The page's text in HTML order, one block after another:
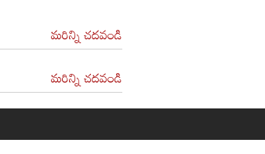
మరిన్ని చదవండి
మరిన్ని చదవండి